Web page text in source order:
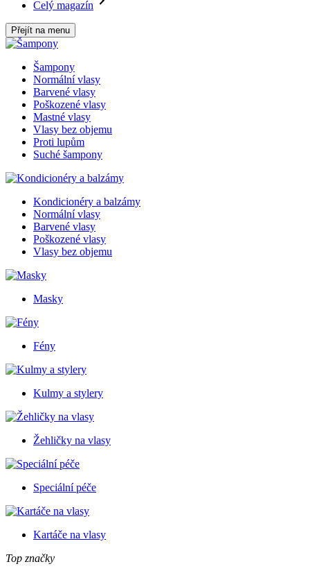
Celý magazín
Přejít na menu
Šampony
Normální vlasy
Barvené vlasy
Poškozené vlasy
Mastné vlasy
Vlasy bez objemu
Proti lupům
Suché šampony
Kondicionéry a balzámy
Normální vlasy
Barvené vlasy
Poškozené vlasy
Vlasy bez objemu
Masky
Fény
Kulmy a stylery
Žehličky na vlasy
Speciální péče
Kartáče na vlasy
Top značky